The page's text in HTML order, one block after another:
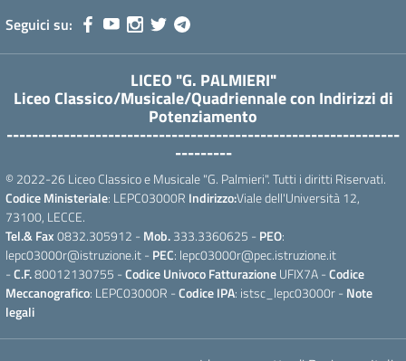
Seguici su:
LICEO "G. PALMIERI"
Liceo Classico/Musicale/Quadriennale con Indirizzi di
Potenziamento
--------------------------------------------------------------
---------
© 2022-26 Liceo Classico e Musicale "G. Palmieri". Tutti i diritti Riservati.
Codice Ministeriale: LEPC03000R Indirizzo:Viale dell'Università 12,
73100, LECCE.
Tel.& Fax0832.305912 - Mob.333.3360625 - PEO:
lepc03000r@istruzione.it - PEC: lepc03000r@pec.istruzione.it
-C.F.80012130755 -Codice Univoco FatturazioneUFIX7A -Codice
Meccanografico: LEPC03000R -Codice IPA: istsc_lepc03000r - Note
legali